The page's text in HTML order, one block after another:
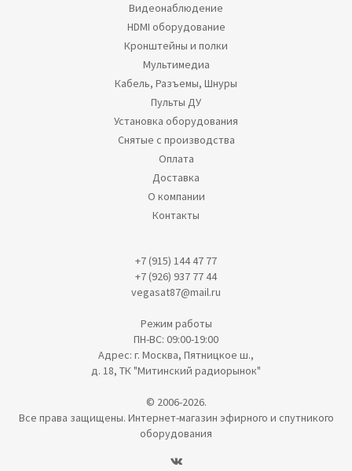
Видеонаблюдение
HDMI оборудование
Кронштейны и полки
Мультимедиа
Кабель, Разъемы, Шнуры
Пульты ДУ
Установка оборудования
Снятые с производства
Оплата
Доставка
О компании
Контакты
+7 (915) 144 47 77
+7 (926) 937 77 44
vegasat87@mail.ru
Режим работы
ПН-ВС: 09:00-19:00
Адрес: г. Москва, Пятницкое ш.,
д. 18, ТК "Митинский радиорынок"
© 2006-2026.
Все права защищены. Интернет-магазин эфирного и спутникого
оборудования